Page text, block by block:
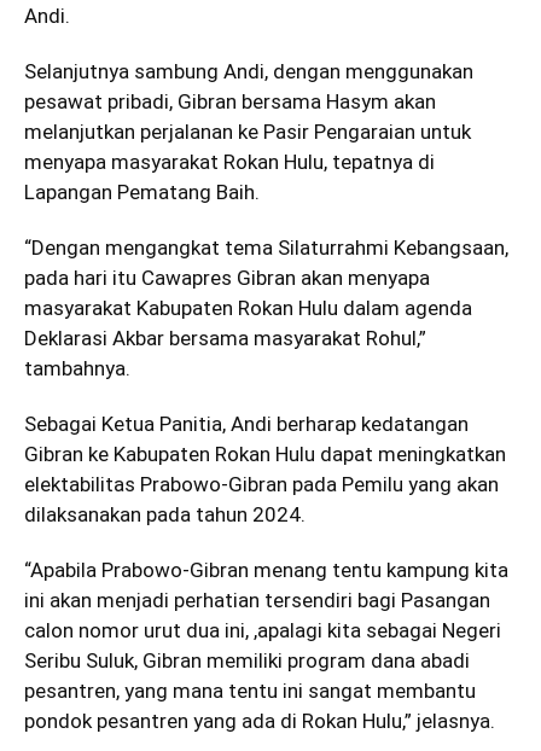
Andi.
Selanjutnya sambung Andi, dengan menggunakan
pesawat pribadi, Gibran bersama Hasym akan
melanjutkan perjalanan ke Pasir Pengaraian untuk
menyapa masyarakat Rokan Hulu, tepatnya di
Lapangan Pematang Baih.
“Dengan mengangkat tema Silaturrahmi Kebangsaan,
pada hari itu Cawapres Gibran akan menyapa
masyarakat Kabupaten Rokan Hulu dalam agenda
Deklarasi Akbar bersama masyarakat Rohul,”
tambahnya.
Sebagai Ketua Panitia, Andi berharap kedatangan
Gibran ke Kabupaten Rokan Hulu dapat meningkatkan
elektabilitas Prabowo-Gibran pada Pemilu yang akan
dilaksanakan pada tahun 2024.
“Apabila Prabowo-Gibran menang tentu kampung kita
ini akan menjadi perhatian tersendiri bagi Pasangan
calon nomor urut dua ini, ,apalagi kita sebagai Negeri
Seribu Suluk, Gibran memiliki program dana abadi
pesantren, yang mana tentu ini sangat membantu
pondok pesantren yang ada di Rokan Hulu,” jelasnya.